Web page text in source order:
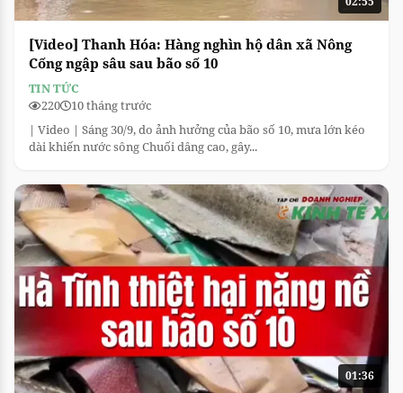
[Video] Thanh Hóa: Hàng nghìn hộ dân xã Nông
Cống ngập sâu sau bão số 10
TIN TỨC
220
10 tháng trước
| Video | Sáng 30/9, do ảnh hưởng của bão số 10, mưa lớn kéo
dài khiến nước sông Chuối dâng cao, gây...
01:36